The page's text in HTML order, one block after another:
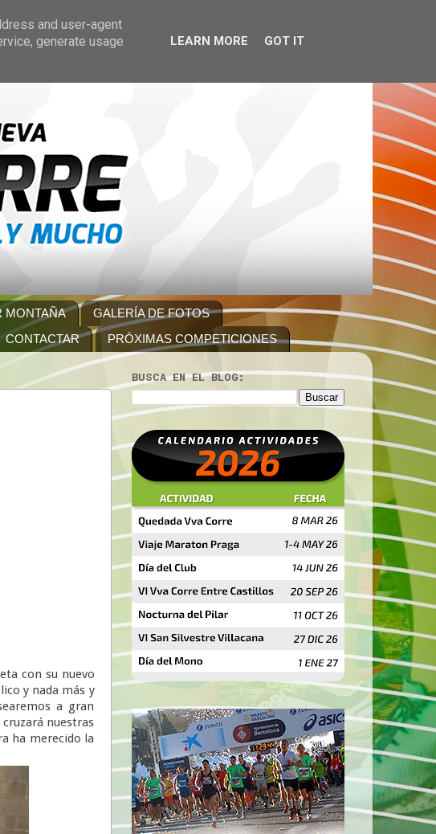
MONTAÑA
GALERÍA DE FOTOS
CONTACTAR PRÓXIMAS COMPETICIONES
con su nuevo
y nada más y
a gran
nuestras
ha merecido la
BUSCA EN EL BLOG:
and user-agent
generate usage
LEARN MORE GOT IT